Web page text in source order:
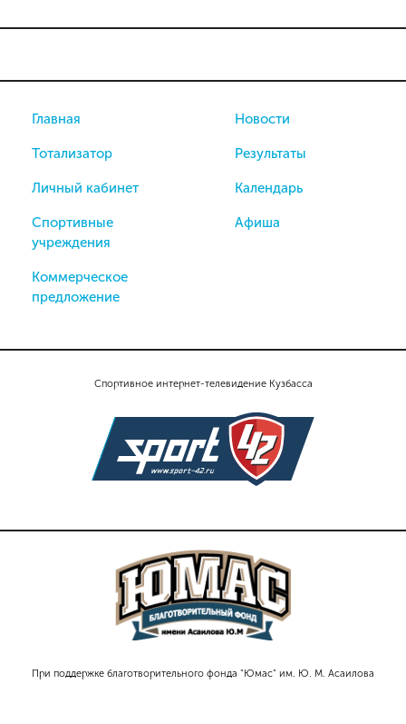
Спортивное интернет-телевидение Кузбасса
При поддержке благотворительного фонда "Юмас" им. Ю. М. Асаилова
Главная
Тотализатор
Личный кабинет
Спортивные
учреждения
Коммерческое
предложение
Новости
Результаты
Календарь
Афиша